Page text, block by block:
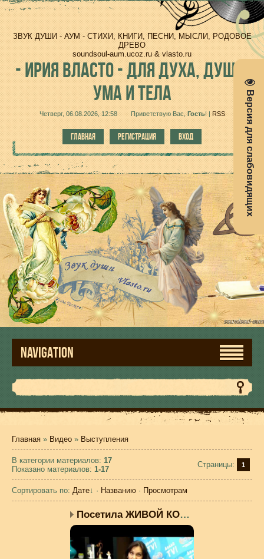
Версия для слабовидящих
ЗВУК ДУШИ - АУМ - СТИХИ, КНИГИ, ПЕСНИ, МЫСЛИ, РОДОВОЕ
ДРЕВО
soundsoul-aum.ucoz.ru & vlasto.ru
-ИРИЯ ВЛАСТО - ДЛЯ ДУХА, ДУШИ,
УМА И ТЕЛА
Четверг, 06.08.2026, 12:58 Приветствую Вас, Гость! | RSS
ГЛАВНАЯ РЕГИСТРАЦИЯ ВХОД
NAVIGATION
Главная » Видео » Выступления
В категории материалов: 17
Показано материалов: 1-17
Страницы: 1
Сортировать по: Дате↓ · Названию · Просмотрам
Посетила ЖИВОЙ КОММЕНТА...